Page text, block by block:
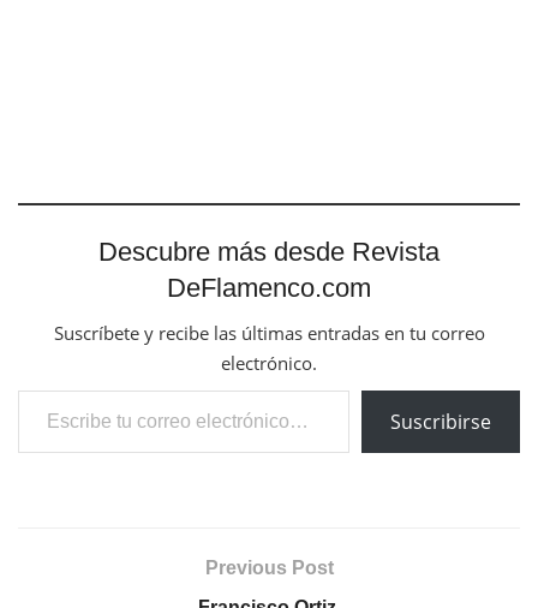
Descubre más desde Revista
DeFlamenco.com
Suscríbete y recibe las últimas entradas en tu correo
electrónico.
Escribe tu correo electrónico…
Suscribirse
Previous Post